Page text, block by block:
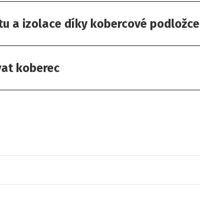
a izolace díky kobercové podložce
koberec